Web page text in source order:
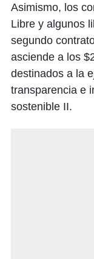
Asimismo, los
Libre y algunos
segundo
asciende a los
destinados a la
transparencia e
sostenible II.